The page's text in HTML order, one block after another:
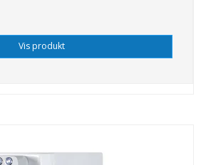
Vis produkt